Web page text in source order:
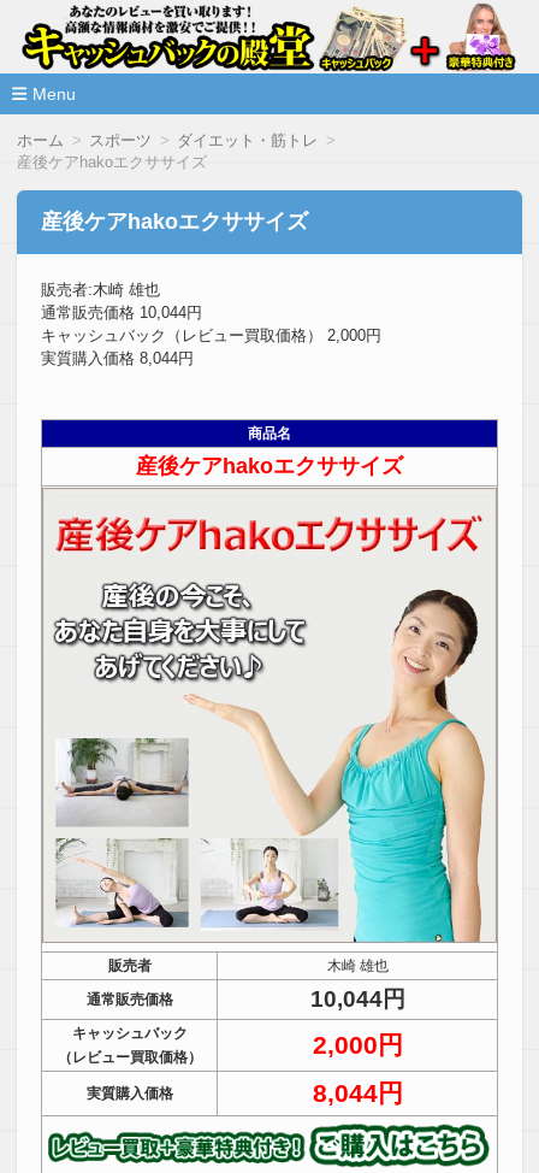
情報商材激安サイト・キャッシ
ュバックの殿堂
高額な情報商材をレビューを買い取ることで激安で購入できま
Menu
ホーム スポーツ
ダイエット・筋トレ
産後ケアhakoエクササイズ
産後ケアhakoエクササイズ
販売者:木崎 雄也
通常販売価格 10,044円
キャッシュバック（レビュー買取価格） 2,000円
実質購入価格 8,044円
商品名
産後ケアhakoエクササイズ
販売者
木崎 雄也
通常販売価格
10,044円
キャッシュバック
（レビュー買取価格）
2,000円
実質購入価格 8,044円